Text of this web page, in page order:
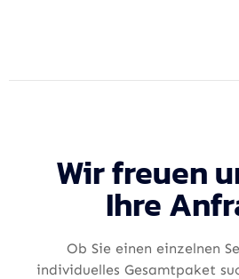
Wir freuen
Ihre
Ob Sie einen einzelnen
individuelles Gesamtpaket